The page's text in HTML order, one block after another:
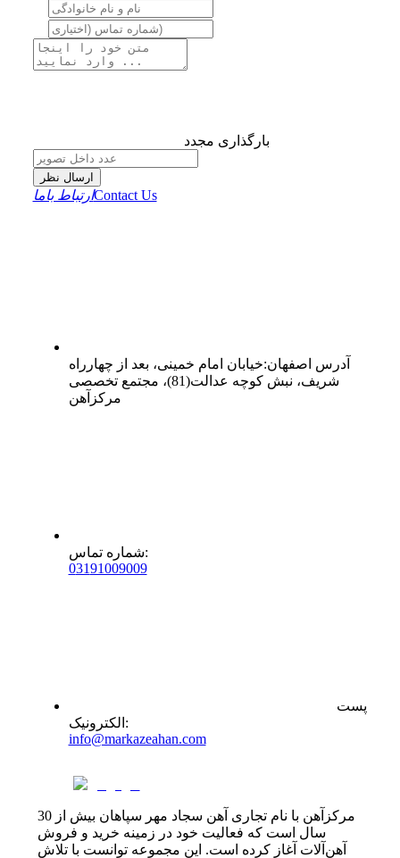
بارگذاری مجدد
ارسال نظر
ارتباط باماContact Us
آدرس اصفهان:خیابان امام خمینی، بعد از چهارراه
شریف، نبش کوچه عدالت(81)، مجتمع تخصصی
مرکزآهن
شماره تماس:
03191009009
پست
الکترونیک :
info@markazeahan.com
مرکزآهن با نام تجاری آهن سجاد مهر سپاهان بیش از 30
سال است که فعالیت خود در زمینه خرید و فروش
آهن‌آلات آغاز کرده است. این مجموعه توانست با تلاش